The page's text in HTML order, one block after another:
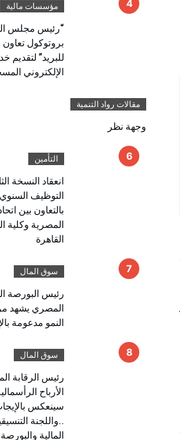
مؤسسات مالية
“رئيس مجلس القضاء الأعلى” يوقّع
بروتوكول تعاون مع “الهيئة القومية
الإلكتروني المسجل
مؤسسات مالية
“رئيس مجلس
بروتوكول تعاون
للبريد” لتقديم
الإلكتروني
مقالات رواد التنمية
وجهة نظر
التأمين
انعقاد النسخة
التوظيف السنوي
بالتعاون بين
المصرية وكلية
القاهرة
سوق المال
رئيس البورصة
المصري يشهد
النمو مدعومة
سوق المال
رئيس الرقابة
الأرباح
سينعكس
..واللجنة
المالية